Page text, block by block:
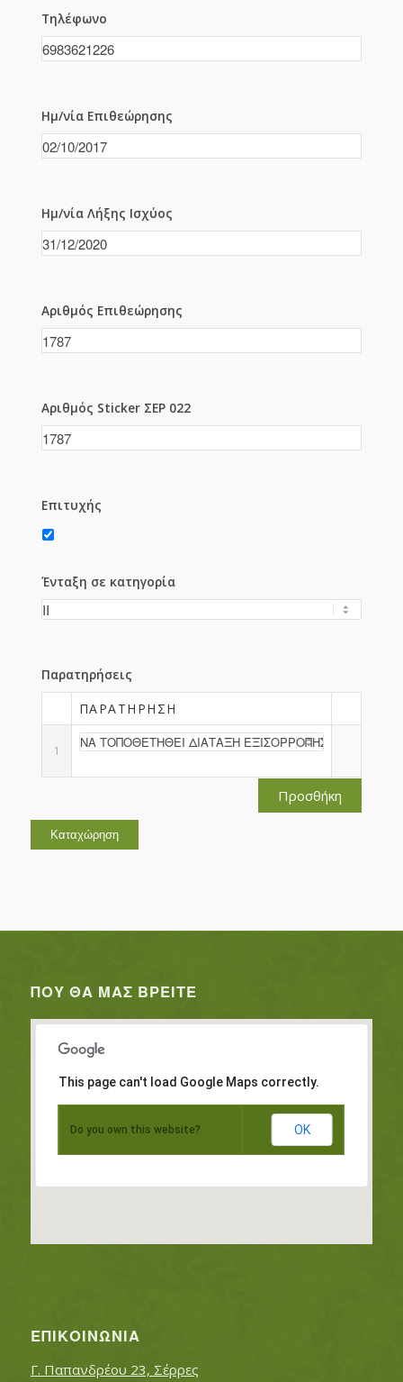
Τηλέφωνο
Ημ/νία Επιθεώρησης
Ημ/νία Λήξης Ισχύος
Αριθμός Επιθεώρησης
Αριθμός Sticker ΣΕΡ 022
Επιτυχής
Ένταξη σε κατηγορία
Παρατηρήσεις
ΠΑΡΑΤΉΡΗΣΗ
1
Προσθήκη
ΠΟΥ ΘΑ ΜΑΣ ΒΡΕΊΤΕ
This page can't load Google Maps correctly.
Do you own this website? OK
ΕΠΙΚΟΙΝΩΝΊΑ
Γ. Παπανδρέου 23, Σέρρες